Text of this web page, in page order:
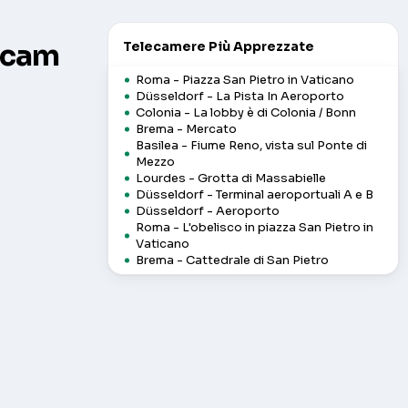
Telecamere Più Apprezzate
Roma - Piazza San Pietro in Vaticano
Düsseldorf - La Pista In Aeroporto
Colonia - La lobby è di Colonia / Bonn
Brema - Mercato
Basilea - Fiume Reno, vista sul Ponte di
Mezzo
Lourdes - Grotta di Massabielle
Düsseldorf - Terminal aeroportuali A e B
Düsseldorf - Aeroporto
Roma - L'obelisco in piazza San Pietro in
Vaticano
Brema - Cattedrale di San Pietro